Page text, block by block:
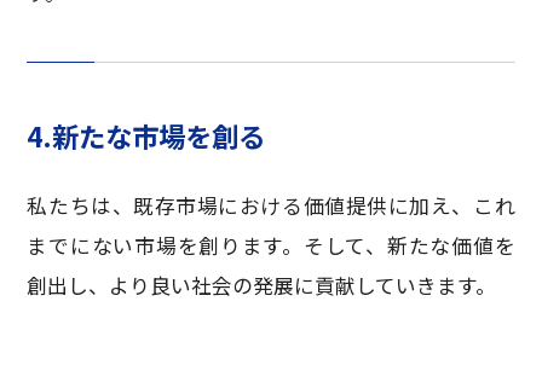
4.新たな市場を創る
私たちは、既存市場における価値提供に加え、これ
までにない市場を創ります。そして、新たな価値を
創出し、より良い社会の発展に貢献していきます。